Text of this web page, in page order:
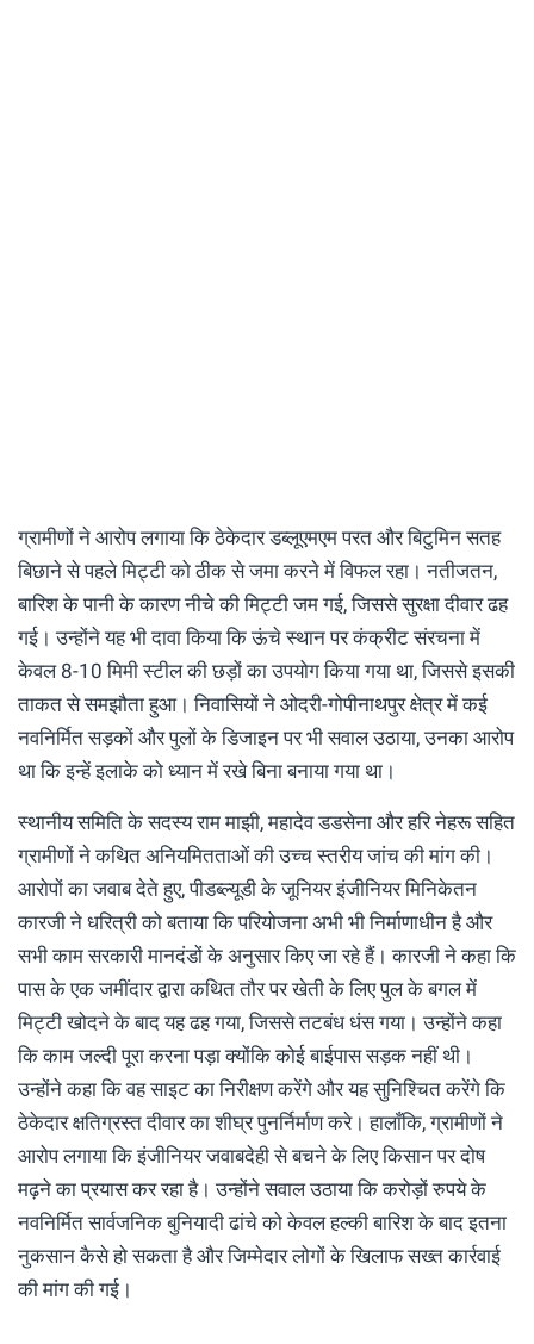
ग्रामीणों ने आरोप लगाया कि ठेकेदार डब्लूएमएम परत और बिटुमिन सतह
बिछाने से पहले मिट्टी को ठीक से जमा करने में विफल रहा। नतीजतन,
बारिश के पानी के कारण नीचे की मिट्टी जम गई, जिससे सुरक्षा दीवार ढह
गई। उन्होंने यह भी दावा किया कि ऊंचे स्थान पर कंक्रीट संरचना में
केवल 8-10 मिमी स्टील की छड़ों का उपयोग किया गया था, जिससे इसकी
ताकत से समझौता हुआ। निवासियों ने ओदरी-गोपीनाथपुर क्षेत्र में कई
नवनिर्मित सड़कों और पुलों के डिजाइन पर भी सवाल उठाया, उनका आरोप
था कि इन्हें इलाके को ध्यान में रखे बिना बनाया गया था।
स्थानीय समिति के सदस्य राम माझी, महादेव डडसेना और हरि नेहरू सहित
ग्रामीणों ने कथित अनियमितताओं की उच्च स्तरीय जांच की मांग की।
आरोपों का जवाब देते हुए, पीडब्ल्यूडी के जूनियर इंजीनियर मिनिकेतन
कारजी ने धरित्री को बताया कि परियोजना अभी भी निर्माणाधीन है और
सभी काम सरकारी मानदंडों के अनुसार किए जा रहे हैं। कारजी ने कहा कि
पास के एक जमींदार द्वारा कथित तौर पर खेती के लिए पुल के बगल में
मिट्टी खोदने के बाद यह ढह गया, जिससे तटबंध धंस गया। उन्होंने कहा
कि काम जल्दी पूरा करना पड़ा क्योंकि कोई बाईपास सड़क नहीं थी।
उन्होंने कहा कि वह साइट का निरीक्षण करेंगे और यह सुनिश्चित करेंगे कि
ठेकेदार क्षतिग्रस्त दीवार का शीघ्र पुनर्निर्माण करे। हालाँकि, ग्रामीणों ने
आरोप लगाया कि इंजीनियर जवाबदेही से बचने के लिए किसान पर दोष
मढ़ने का प्रयास कर रहा है। उन्होंने सवाल उठाया कि करोड़ों रुपये के
नवनिर्मित सार्वजनिक बुनियादी ढांचे को केवल हल्की बारिश के बाद इतना
नुकसान कैसे हो सकता है और जिम्मेदार लोगों के खिलाफ सख्त कार्रवाई
की मांग की गई।